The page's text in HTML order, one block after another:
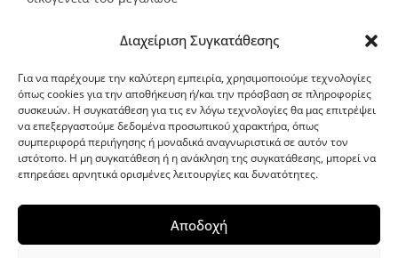
Διαχείριση Συγκατάθεσης
Για να παρέχουμε την καλύτερη εμπειρία, χρησιμοποιούμε τεχνολογίες
όπως cookies για την αποθήκευση ή/και την πρόσβαση σε πληροφορίες
συσκευών. Η συγκατάθεση για τις εν λόγω τεχνολογίες θα μας επιτρέψει
να επεξεργαστούμε δεδομένα προσωπικού χαρακτήρα, όπως
συμπεριφορά περιήγησης ή μοναδικά αναγνωριστικά σε αυτόν τον
ιστότοπο. Η μη συγκατάθεση ή η ανάκληση της συγκατάθεσης, μπορεί να
επηρεάσει αρνητικά ορισμένες λειτουργίες και δυνατότητες.
Αποδοχή
G-point.gr